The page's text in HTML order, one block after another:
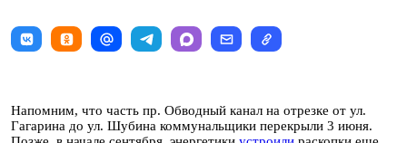
Напомним, что часть пр. Обводный канал на отрезке от ул.
Гагарина до ул. Шубина коммунальщики перекрыли 3 июня.